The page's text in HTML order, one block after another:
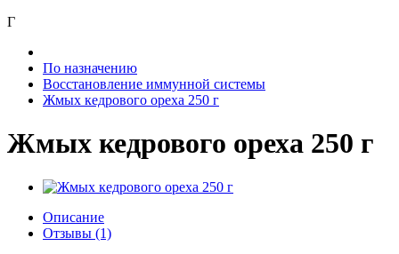
Г
По назначению
Восстановление иммунной системы
Жмых кедрового ореха 250 г
Жмых кедрового ореха 250 г
Описание
Отзывы (1)